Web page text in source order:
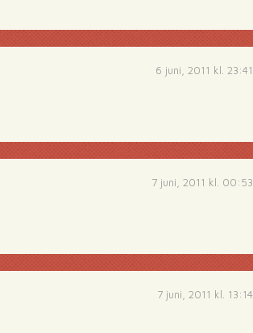
6 juni, 2011 kl. 23:41
7 juni, 2011 kl. 00:53
7 juni, 2011 kl. 13:14